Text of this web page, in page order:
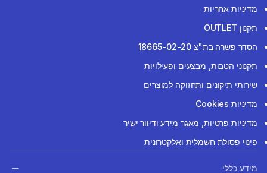
מדיניות אחריות
תקנון OUTLET
הסדר פשרה בת"צ 18665-02-20
תקנוני הטבות, מבצעים ופעילויות
שירותי תיקונים ותחזוקה למוצרים
מדיניות Cookies
מדיניות פרטיות, מאגר מידע ודיוור ישיר
פינוי פסולת חשמלית ואלקטרונית
מידע כללי